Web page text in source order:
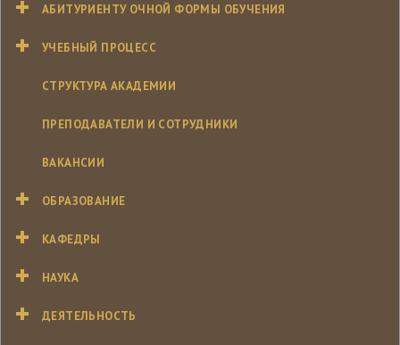
АБИТУРИЕНТУ ОЧНОЙ ФОРМЫ ОБУЧЕНИЯ
УЧЕБНЫЙ ПРОЦЕСС
СТРУКТУРА АКАДЕМИИ
ПРЕПОДАВАТЕЛИ И СОТРУДНИКИ
ВАКАНСИИ
ОБРАЗОВАНИЕ
КАФЕДРЫ
НАУКА
ДЕЯТЕЛЬНОСТЬ